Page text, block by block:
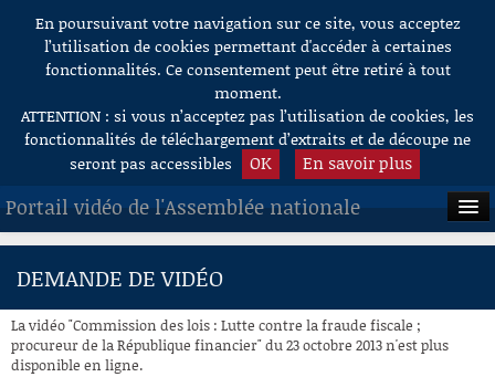
Aller au contenu
En poursuivant votre navigation sur ce site, vous acceptez
l’utilisation de cookies permettant d'accéder à certaines
fonctionnalités. Ce consentement peut être retiré à tout
moment.
ATTENTION : si vous n’acceptez pas l’utilisation de cookies, les
fonctionnalités de téléchargement d’extraits et de découpe ne
seront pas accessibles
OK En savoir plus
Portail vidéo de l'Assemblée nationale
ACCUEIL
À LA DEMANDE
DEMANDE DE VIDÉO
La vidéo "Commission des lois : Lutte contre la fraude fiscale ;
procureur de la République financier" du 23 octobre 2013 n'est plus
disponible en ligne.